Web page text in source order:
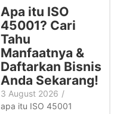
Apa itu ISO
45001? Cari
Tahu
Manfaatnya &
Daftarkan Bisnis
Anda Sekarang!
3 August 2026 /
apa itu ISO 45001